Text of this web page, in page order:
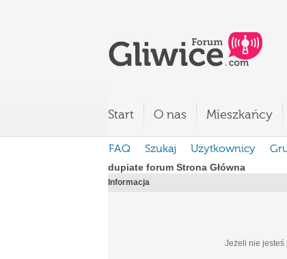
Start O nas Mieszkańcy
FAQ Szukaj Użytkownicy
dupiate forum Strona Główna
Informacja
Jeżeli nie jesteś